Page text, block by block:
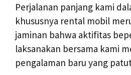
Perjalanan panjang kami
khususnya rental mobil
jaminan bahwa aktifitas
laksanakan bersama kami
pengalaman baru yang